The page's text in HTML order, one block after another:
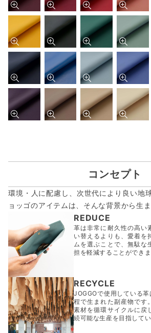
コンセプト
環境・人に配慮し、次世代により良い地
ョッゴのアイテムは、 そんな背景から生ま
REDUCE
革は非常に耐久性の高い
い替えるよりも、愛着を
ムを選ぶことで、無駄な
担を軽減することができま
RECYCLE
JOGGOで使用している
程で生まれた副産物です
素材を循環サイクルに戻
続可能な生産を目指してい